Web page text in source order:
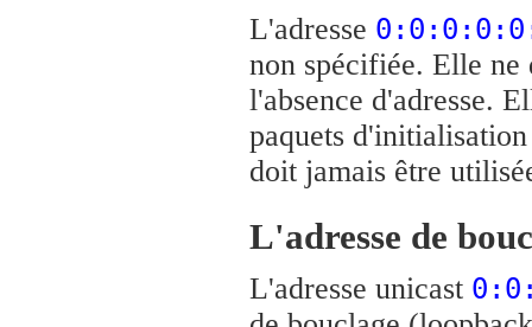
L'adresse
non spécifiée. Elle
l'absence d'adresse.
paquets
doit jamais être
L'adresse de
L'adresse unicast